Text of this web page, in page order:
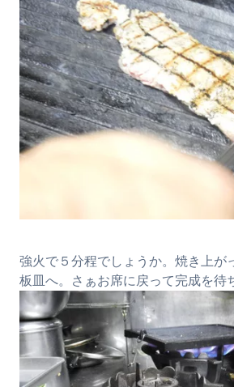
強火で５分程でしょうか。焼き上が
板皿へ。さぁお席に戻って完成を待